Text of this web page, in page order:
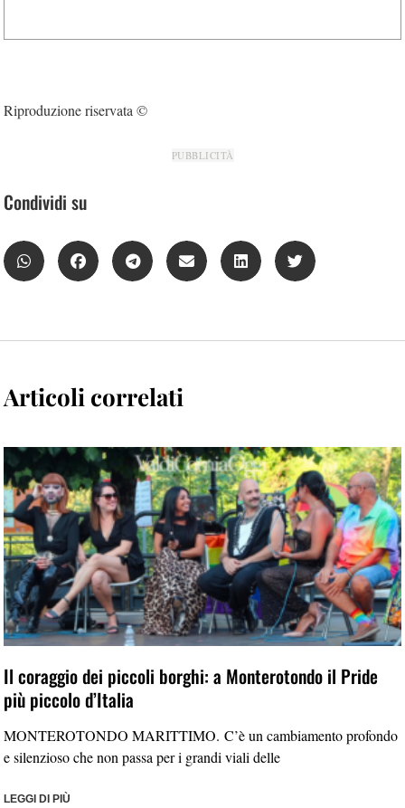
Riproduzione riservata ©
PUBBLICITÀ
Condividi su
Articoli correlati
Il coraggio dei piccoli borghi: a Monterotondo il Pride
più piccolo d’Italia
MONTEROTONDO MARITTIMO. C’è un cambiamento profondo
e silenzioso che non passa per i grandi viali delle
LEGGI DI PIÙ